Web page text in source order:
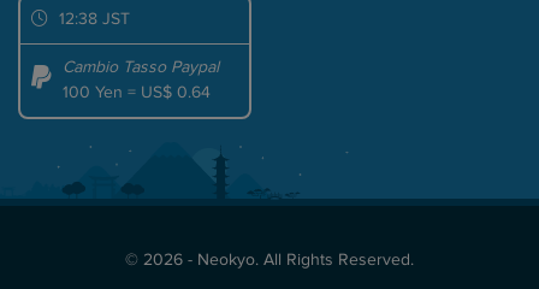
12:38 JST
Cambio Tasso Paypal
100 Yen = US$ 0.64
© 2026 - Neokyo. All Rights Reserved.